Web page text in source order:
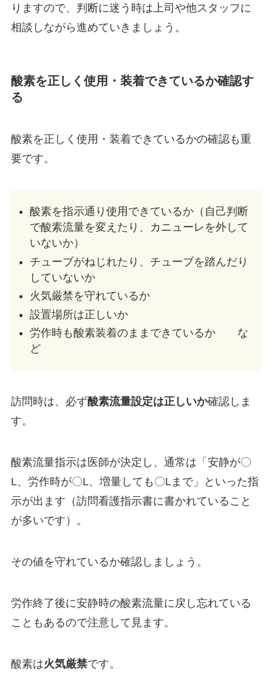
りますので、判断に迷う時は上司や他スタッフに
相談しながら進めていきましょう。
酸素を正しく使用・装着できているか確認す
る
酸素を正しく使用・装着できているかの確認も重
要です。
酸素を指示通り使用できているか（自己判断
で酸素流量を変えたり、カニューレを外して
いないか）
チューブがねじれたり、チューブを踏んだり
していないか
火気厳禁を守れているか
設置場所は正しいか
労作時も酸素装着のままできているか な
ど
訪問時は、必ず酸素流量設定は正しいか確認しま
す。
酸素流量指示は医師が決定し、通常は「安静が〇
L、労作時が〇L、増量しても〇Lまで」といった指
示が出ます（訪問看護指示書に書かれていること
が多いです）。
その値を守れているか確認しましょう。
労作終了後に安静時の酸素流量に戻し忘れている
こともあるので注意して見ます。
酸素は火気厳禁です。